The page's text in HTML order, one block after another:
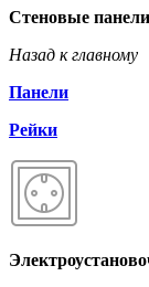
Стеновые панели
Назад к главному
Панели
Рейки